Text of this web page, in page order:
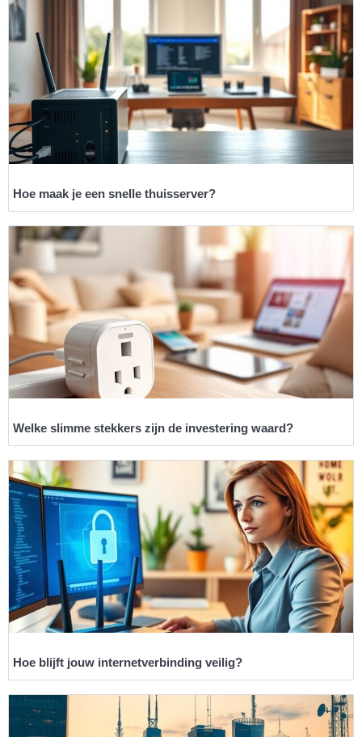
Hoe maak je een snelle thuisserver?
Welke slimme stekkers zijn de investering waard?
Hoe blijft jouw internetverbinding veilig?